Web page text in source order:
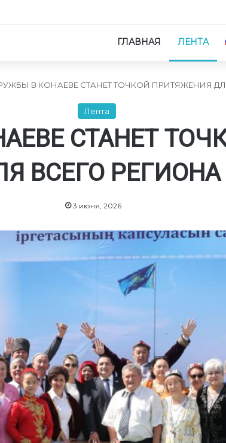
ГЛАВНАЯ ЛЕНТА
В КОНАЕВЕ СТАНЕТ ТОЧКОЙ ПРИТЯЖЕНИЯ
Лента
СТАНЕТ
ВСЕГО РЕГИОНА
3 июня, 2026